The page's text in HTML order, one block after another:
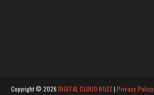
Copyright © 2026 DIGITAL CLOUD BUZZ|Privacy Policy